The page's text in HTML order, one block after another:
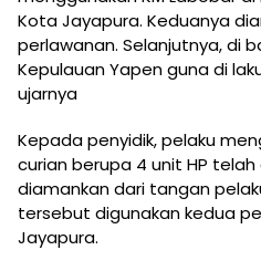
Kota Jayapura. Keduanya
perlawanan. Selanjutnya, di
Kepulauan Yapen guna di
ujarnya
Kepada penyidik, pelaku
curian berupa 4 unit HP telah
diamankan dari tangan
tersebut digunakan kedua
Jayapura.